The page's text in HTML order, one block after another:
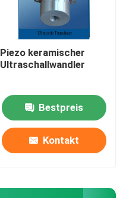
Piezo keramischer
Ultraschallwandler
Bestpreis
Kontakt